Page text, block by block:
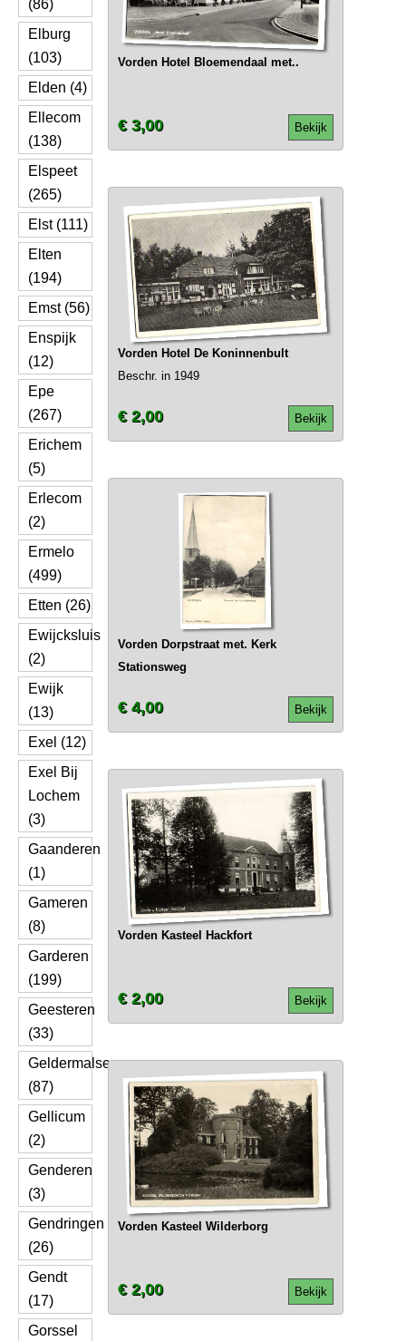
(86)
Elburg
(103)
Elden (4)
Ellecom
(138)
Elspeet
(265)
Elst (111)
Elten
(194)
Emst (56)
Enspijk
(12)
Epe
(267)
Erichem
(5)
Erlecom
(2)
Ermelo
(499)
Etten (26)
Ewijcksluis
(2)
Ewijk
(13)
Exel (12)
Exel Bij
Lochem
(3)
Gaanderen
(1)
Gameren
(8)
Garderen
(199)
Geesteren
(33)
Geldermalsen
(87)
Gellicum
(2)
Genderen
(3)
Gendringen
(26)
Gendt
(17)
Gorssel
Vorden Hotel Bloemendaal met..
Bekijk
€ 3,00
Vorden Hotel De Koninnenbult
Beschr. in 1949
Bekijk
€ 2,00
Vorden Dorpstraat met. Kerk
Stationsweg
Bekijk
€ 4,00
Vorden Kasteel Hackfort
Bekijk
€ 2,00
Vorden Kasteel Wilderborg
Bekijk
€ 2,00